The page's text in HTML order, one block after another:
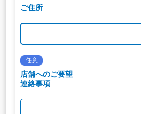
ご住所
任意
店舗へのご要望
連絡事項